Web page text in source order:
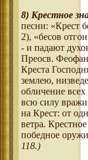
8) Крестное
песни: «Крест
2), «бесов
- и падают
Преосв. Феофан
Креста
землею,
обличение
всю силу
на Крест: от
ветра.
победное
118.)